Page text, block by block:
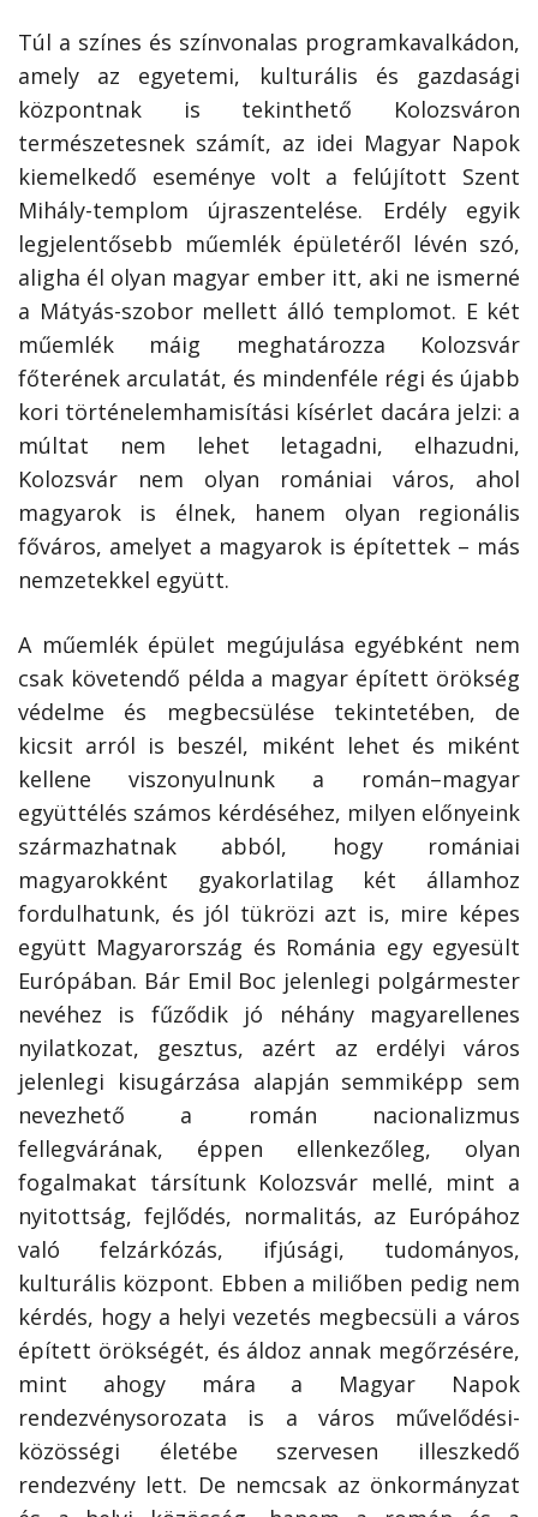
Túl a színes és színvonalas programkavalkádon,
amely az egyetemi, kulturális és gazdasági
központnak is tekinthető Kolozsváron
természetesnek számít, az idei Magyar Napok
kiemelkedő eseménye volt a felújított Szent
Mihály-templom újraszentelése. Erdély egyik
legjelentősebb műemlék épületéről lévén szó,
aligha él olyan magyar ember itt, aki ne ismerné
a Mátyás-szobor mellett álló templomot. E két
műemlék máig meghatározza Kolozsvár
főterének arculatát, és mindenféle régi és újabb
kori történelemhamisítási kísérlet dacára jelzi: a
múltat nem lehet letagadni, elhazudni,
Kolozsvár nem olyan romániai város, ahol
magyarok is élnek, hanem olyan regionális
főváros, amelyet a magyarok is építettek – más
nemzetekkel együtt.
A műemlék épület megújulása egyébként nem
csak követendő példa a magyar épített örökség
védelme és megbecsülése tekintetében, de
kicsit arról is beszél, miként lehet és miként
kellene viszonyulnunk a román–magyar
együttélés számos kérdéséhez, milyen előnyeink
származhatnak abból, hogy romániai
magyarokként gyakorlatilag két államhoz
fordulhatunk, és jól tükrözi azt is, mire képes
együtt Magyarország és Románia egy egyesült
Európában. Bár Emil Boc jelenlegi polgármester
nevéhez is fűződik jó néhány magyarellenes
nyilatkozat, gesztus, azért az erdélyi város
jelenlegi kisugárzása alapján semmiképp sem
nevezhető a román nacionalizmus
fellegvárának, éppen ellenkezőleg, olyan
fogalmakat társítunk Kolozsvár mellé, mint a
nyitottság, fejlődés, normalitás, az Európához
való felzárkózás, ifjúsági, tudományos,
kulturális központ. Ebben a miliőben pedig nem
kérdés, hogy a helyi vezetés megbecsüli a város
épített örökségét, és áldoz annak megőrzésére,
mint ahogy mára a Magyar Napok
rendezvénysorozata is a város művelődési-
közösségi életébe szervesen illeszkedő
rendezvény lett. De nemcsak az önkormányzat